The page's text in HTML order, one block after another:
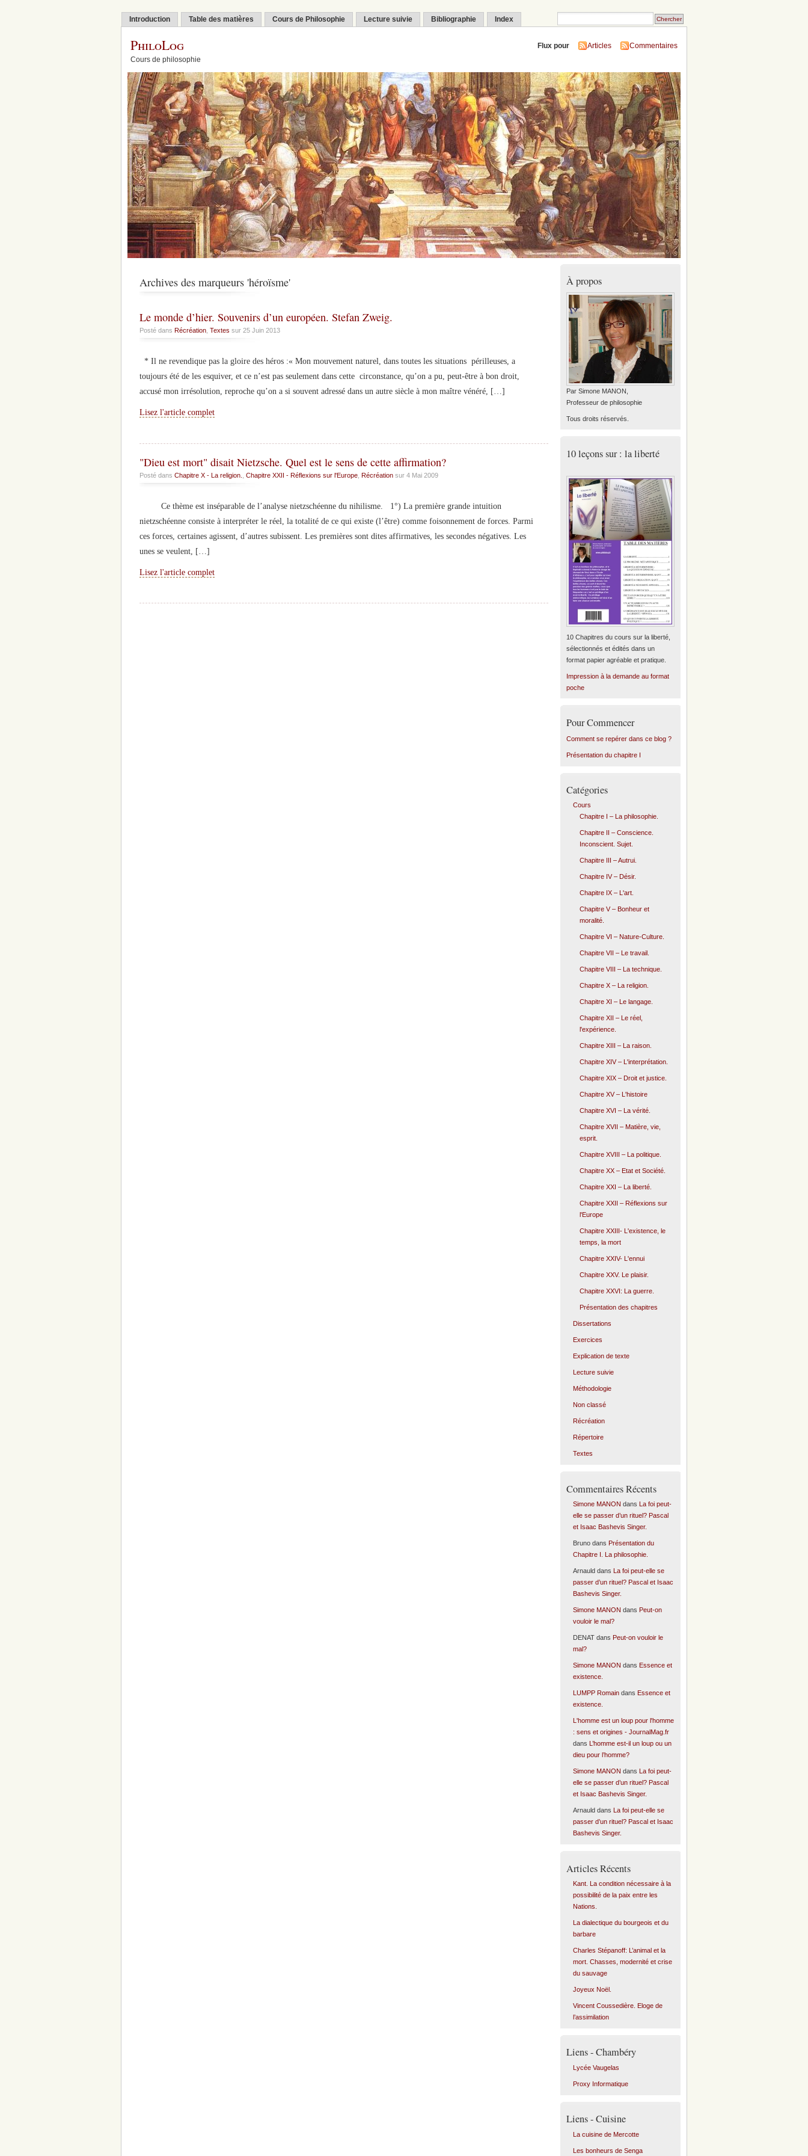
Introduction Table des matières Cours de Philosophie Lecture suivie Bibliographie Index
PhiloLog
Cours de philosophie
Flux pour Articles Commentaires
Archives des marqueurs 'héroïsme'
Le monde d’hier. Souvenirs d’un européen. Stefan Zweig.
Posté dans Récréation, Textes sur 25 Juin 2013
* Il ne revendique pas la gloire des héros :« Mon mouvement naturel, dans toutes les situations périlleuses, a
toujours été de les esquiver, et ce n’est pas seulement dans cette circonstance, qu’on a pu, peut-être à bon droit,
accusé mon irrésolution, reproche qu’on a si souvent adressé dans un autre siècle à mon maître vénéré, […]
Lisez l'article complet
"Dieu est mort" disait Nietzsche. Quel est le sens de cette affirmation?
Posté dans Chapitre X - La religion. Chapitre XXII - Réflexions sur l'Europe Récréation sur 4 Mai 2009
Ce thème est inséparable de l’analyse nietzschéenne du nihilisme. 1°) La première grande intuition
nietzschéenne consiste à interpréter le réel, la totalité de ce qui existe (l’être) comme foisonnement de forces. Parmi
ces forces, certaines agissent, d’autres subissent. Les premières sont dites affirmatives, les secondes négatives. Les
unes se veulent, […]
Lisez l'article complet
À propos
Par Simone MANON,
Professeur de philosophie
Tous droits réservés.
10 leçons sur : la liberté
10 Chapitres du cours sur la liberté,
sélectionnés et édités dans un
format papier agréable et pratique.
Impression à la demande au format
poche
Pour Commencer
Comment se repérer dans ce blog ?
Présentation du chapitre I
Catégories
Cours
Chapitre I – La philosophie.
Chapitre II – Conscience.
Inconscient. Sujet.
Chapitre III – Autrui.
Chapitre IV – Désir.
Chapitre IX – L'art.
Chapitre V – Bonheur et
moralité.
Chapitre VI – Nature-Culture.
Chapitre VII – Le travail.
Chapitre VIII – La technique.
Chapitre X – La religion.
Chapitre XI – Le langage.
Chapitre XII – Le réel,
l'expérience.
Chapitre XIII – La raison.
Chapitre XIV – L'interprétation.
Chapitre XIX – Droit et justice.
Chapitre XV – L'histoire
Chapitre XVI – La vérité.
Chapitre XVII – Matière, vie,
esprit.
Chapitre XVIII – La politique.
Chapitre XX – Etat et Société.
Chapitre XXI – La liberté.
Chapitre XXII – Réflexions sur
l'Europe
Chapitre XXIII- L'existence, le
temps, la mort
Chapitre XXIV- L'ennui
Chapitre XXV. Le plaisir.
Chapitre XXVI: La guerre.
Présentation des chapitres
Dissertations
Exercices
Explication de texte
Lecture suivie
Méthodologie
Non classé
Récréation
Répertoire
Textes
Commentaires Récents
Simone MANON dans
La foi peut-
elle se passer d’un rituel? Pascal
et Isaac Bashevis Singer.
Brunodans Présentation du
Chapitre I. La philosophie.
Arnauld dans
La foi peut-elle se
passer d’un rituel? Pascal et Isaac
Bashevis Singer.
Simone MANON dans Peut-on
vouloir le mal?
DENATdans Peut-on vouloir le
mal?
Simone MANON dans Essence et
existence.
LUMPP Romaindans Essence et
existence.
L'homme est un loup pour l'homme
: sens et origines - JournalMag.fr
dans
L’homme est-il un loup ou un
dieu pour l’homme?
Simone MANON dans
La foi peut-
elle se passer d’un rituel? Pascal
et Isaac Bashevis Singer.
Arnauld dans
La foi peut-elle se
passer d’un rituel? Pascal et Isaac
Bashevis Singer.
Articles Récents
Kant. La condition nécessaire à la
possibilité de la paix entre les
Nations.
La dialectique du bourgeois et du
barbare
Charles Stépanoff: L’animal et la
mort. Chasses, modernité et crise
du sauvage
Joyeux Noël.
Vincent Coussedière. Eloge de
l’assimilation
Liens - Chambéry
Lycée Vaugelas
Proxy Informatique
Liens - Cuisine
La cuisine de Mercotte
Les bonheurs de Senga